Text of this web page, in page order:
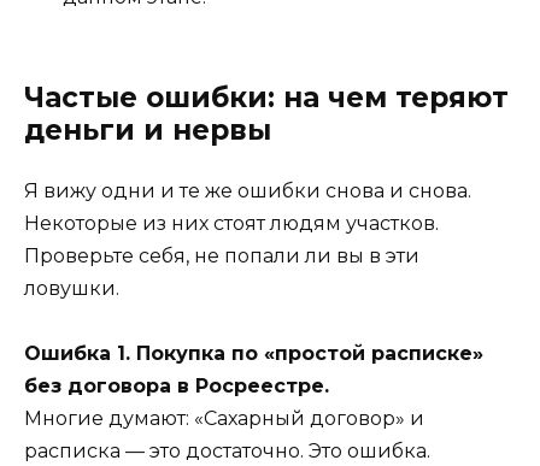
Частые ошибки: на чем теряют
деньги и нервы
Я вижу одни и те же ошибки снова и снова.
Некоторые из них стоят людям участков.
Проверьте себя, не попали ли вы в эти
ловушки.
Ошибка 1. Покупка по «простой расписке»
без договора в Росреестре.
Многие думают: «Сахарный договор» и
расписка — это достаточно. Это ошибка.